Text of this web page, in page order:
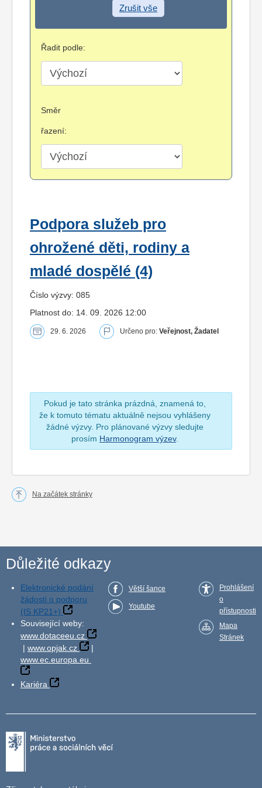
Zrušit vše
Řadit podle:
Směr
řazení:
Podpora služeb pro
ohrožené děti, rodiny a
mladé dospělé (4)
Číslo výzvy: 085
Platnost do: 14. 09. 2026 12:00
29. 6. 2026 Určeno pro: Veřejnost, Žadatel
Pokud je tato stránka prázdná, znamená to,
že k tomuto tématu aktuálně nejsou vyhlášeny
žádné výzvy. Pro plánované výzvy sledujte
prosím Harmonogram výzev.
Na začátek stránky
Důležité odkazy
Elektronické podání
žádosti o podporu
(IS KP21+)
Související weby:
www.dotaceeu.cz
| www.opjak.cz
|
www.ec.europa.eu
Kariéra
Větší šance
Youtube
Prohlášení
o
přístupnosti
Mapa
Stránek